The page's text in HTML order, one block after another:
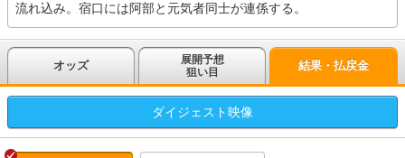
流れ込み。宿口には阿部と元気者同士が連係する。
オッズ
展開予想
狙い目
結果・払戻金
ダイジェスト映像